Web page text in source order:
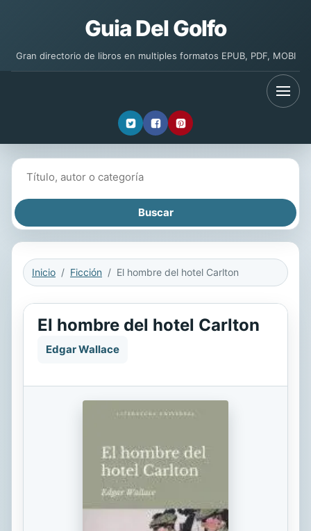
Guia Del Golfo
Gran directorio de libros en multiples formatos EPUB, PDF, MOBI
Inicio Ficción El hombre del hotel Carlton
El hombre del hotel Carlton
Edgar Wallace